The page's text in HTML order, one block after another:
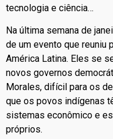
tecnologia e ciência…
Na última semana de
de um evento que reuniu
América Latina. Eles se
novos governos
Morales, difícil para os
que os povos indígenas
sistemas econômico e
próprios.